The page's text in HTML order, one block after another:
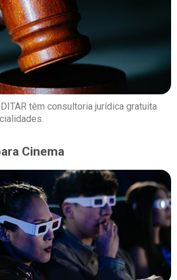
têm consultoria jurídica gratuita
Cinema